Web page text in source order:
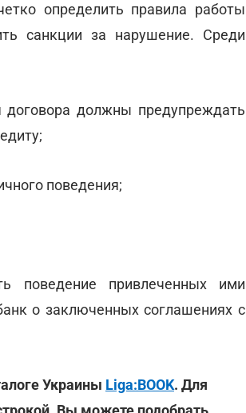
определить правила работы
санкции за нарушение. Среди
должны предупреждать
поведения;
поведение привлеченных ими
о заключенных соглашениях с
Украины Liga:BOOK. Для